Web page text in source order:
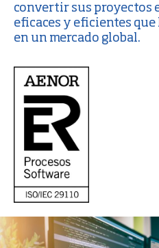
convertir sus proyectos
eficaces y eficientes
en un mercado global.